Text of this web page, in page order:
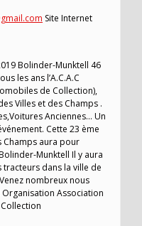
Site Internet
Bolinder-Munktell 46
les ans l’A.C.A.C
de Collection),
Villes et des Champs .
Anciennes… Un
Cette 23 ème
Champs aura pour
Munktell Il y aura
dans la ville de
nombreux nous
Association